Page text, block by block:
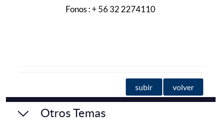
Fonos : + 56 32 2274110
subir volver
Otros Temas